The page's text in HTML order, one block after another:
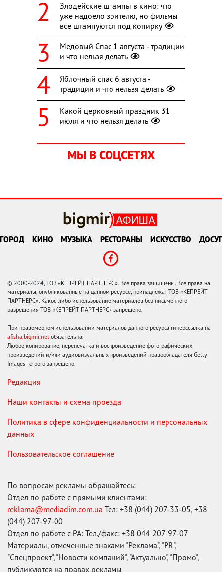
Злодейские штампы в кино: что
уже надоело зрителю, но фильмы
все штампуются под копирку
Медовый Спас 1 августа - традиции
и что нельзя делать
Яблочный спас 6 августа -
традиции и что нельзя делать
Какой церковный праздник 31
июля и что нельзя делать
МЫ В СОЦСЕТЯХ
ГОРОД КИНО МУЗЫКА РЕСТОРАНЫ ИСКУССТВО ДОСУГ
© 2000-2024, ТОВ «КЕПРЕЙТ ПАРТНЕРС». Все права защищены. Все права на
материалы, опубликованные на данном ресурсе, принадлежат ТОВ «КЕПРЕЙТ
ПАРТНЕРС». Какое-либо использование материалов без письменного
разрешения ТОВ «КЕПРЕЙТ ПАРТНЕРС» запрещено.
При правомерном использовании материалов данного ресурса гиперссылка на
afisha.bigmir.net обязательна.
Любое копирование, перепечатка и воспроизведение фотографических
произведений и/или аудиовизуальных произведений правообладателя Getty
Images - строго запрещено.
Редакция
Наши контакты и схема проезда
Политика в сфере конфиденциальности и персональных
данных
Пользовательское соглашение
По вопросам рекламы обращайтесь:
Отдел по работе с прямыми клиентами:
reklama@mediadim.com.ua Тел: +38 (044) 207-33-05, +38
(044) 207-97-00
Отдел по работе с РА: Тел./факс: +38 044 207-97-07
Материалы, отмеченные знаками "Реклама", "PR",
"Спецпроект", "Новости компаний", "Актуально", "Промо",
публикуются на правах рекламы